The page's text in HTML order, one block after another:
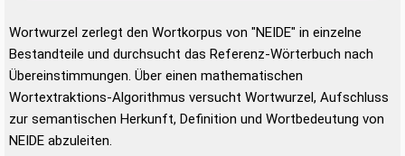
Wortwurzel zerlegt den Wortkorpus von "NEIDE" in einzelne
Bestandteile und durchsucht das Referenz-Wörterbuch nach
Übereinstimmungen. Über einen mathematischen
Wortextraktions-Algorithmus versucht Wortwurzel, Aufschluss
zur semantischen Herkunft, Definition und Wortbedeutung von
NEIDE abzuleiten.